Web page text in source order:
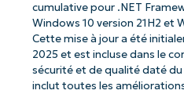
cumulative pour .NET
Windows 10 version 21H2 et
Cette mise à jour a été
2025 et est incluse dans le
sécurité et de qualité daté
inclut toutes les